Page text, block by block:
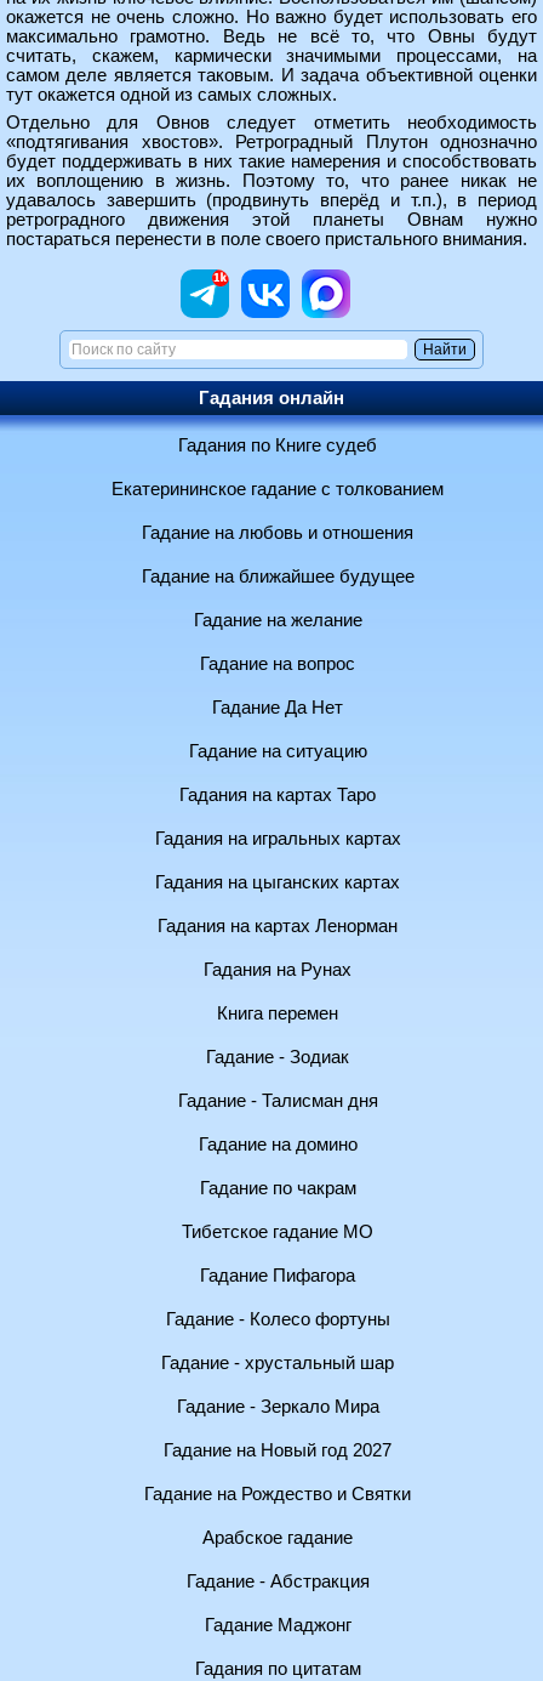
окажется не очень сложно. Но важно будет использовать его
максимально грамотно. Ведь не всё то, что Овны будут
считать, скажем, кармически значимыми процессами, на
самом деле является таковым. И задача объективной оценки
тут окажется одной из самых сложных.
Отдельно для Овнов следует отметить необходимость
«подтягивания хвостов». Ретроградный Плутон однозначно
будет поддерживать в них такие намерения и способствовать
их воплощению в жизнь. Поэтому то, что ранее никак не
удавалось завершить (продвинуть вперёд и т.п.), в период
ретроградного движения этой планеты Овнам нужно
постараться перенести в поле своего пристального внимания.
Гадания онлайн
Гадания по Книге судеб
Екатерининское гадание с толкованием
Гадание на любовь и отношения
Гадание на ближайшее будущее
Гадание на желание
Гадание на вопрос
Гадание Да Нет
Гадание на ситуацию
Гадания на картах Таро
Гадания на игральных картах
Гадания на цыганских картах
Гадания на картах Ленорман
Гадания на Рунах
Книга перемен
Гадание - Зодиак
Гадание - Талисман дня
Гадание на домино
Гадание по чакрам
Тибетское гадание МО
Гадание Пифагора
Гадание - Колесо фортуны
Гадание - хрустальный шар
Гадание - Зеркало Мира
Гадание на Новый год 2027
Гадание на Рождество и Святки
Арабское гадание
Гадание - Абстракция
Гадание Маджонг
Гадания по цитатам